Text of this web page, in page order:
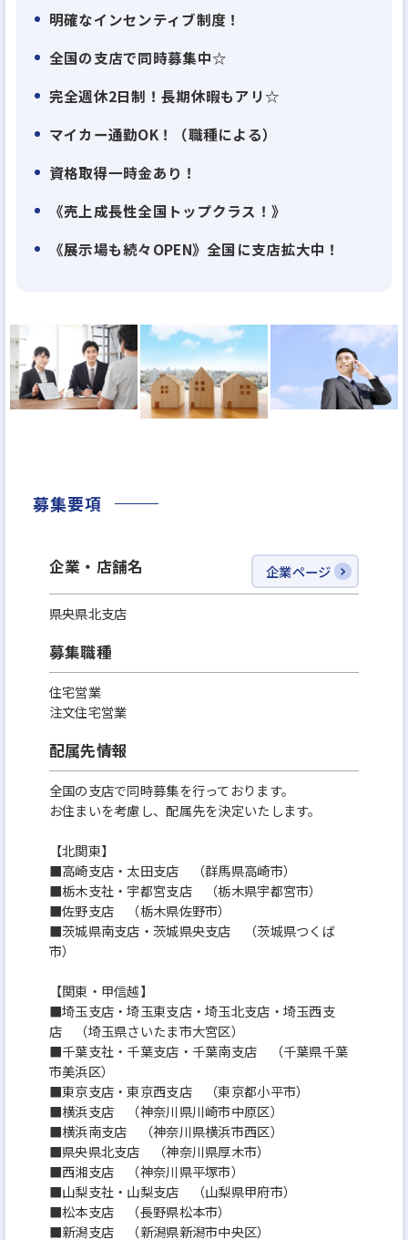
『社員一人ひとりが会社をつくっていく』という気
積極的なチャレンジも推奨しており、意見を言いやす
い風通しの良い社風です。
事ができる』という社長の考えもあり、自分の仕事
やどんな方々と働いているのかということを理解し
てもらうため、家族も参加できる社内イベントを実
季節に合わせて、春には野球大会やバーベキュー、
【100％反響営業】
大手ハウスメーカーと同等の品質の住宅を適正価格
で提供できるハウスメーカーとして、お客様から高
は全国トップクラス。
スなど、数ある住宅会社の中からお客様に選んで頂
ける存在として事業拡大しています。
明確なインセンティブ制度！
全国の支店で同時募集中☆
完全週休2日制！長期休暇もアリ☆
マイカー通勤OK！（職種による）
資格取得一時金あり！
《売上成長性全国トップクラス！》
《展示場も続々OPEN》全国に支店拡大中！
募集要項
企業・店舗名 企業ページ
県央県北支店
募集職種
住宅営業
注文住宅営業
配属先情報
全国の支店で同時募集を行っております。
お住まいを考慮し、配属先を決定いたします。
【北関東】
■高崎支店・太田支店 （群馬県高崎市）
■栃木支社・宇都宮支店 （栃木県宇都宮市）
■佐野支店 （栃木県佐野市）
■茨城県南支店・茨城県央支店 （茨城県つくば
市）
【関東・甲信越】
■埼玉支店・埼玉東支店・埼玉北支店・埼玉西支
店 （埼玉県さいたま市大宮区）
■千葉支社・千葉支店・千葉南支店 （千葉県千葉
市美浜区）
■東京支店・東京西支店 （東京都小平市）
■横浜支店 （神奈川県川崎市中原区）
■横浜南支店 （神奈川県横浜市西区）
■県央県北支店 （神奈川県厚木市）
■西湘支店 （神奈川県平塚市）
■山梨支社・山梨支店 （山梨県甲府市）
■松本支店 （長野県松本市）
■新潟支店 （新潟県新潟市中央区）